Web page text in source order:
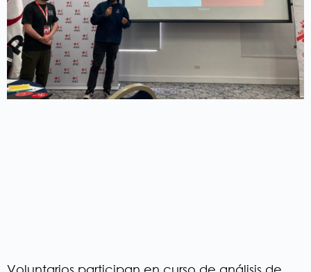
Voluntarios participan en curso de análisis de